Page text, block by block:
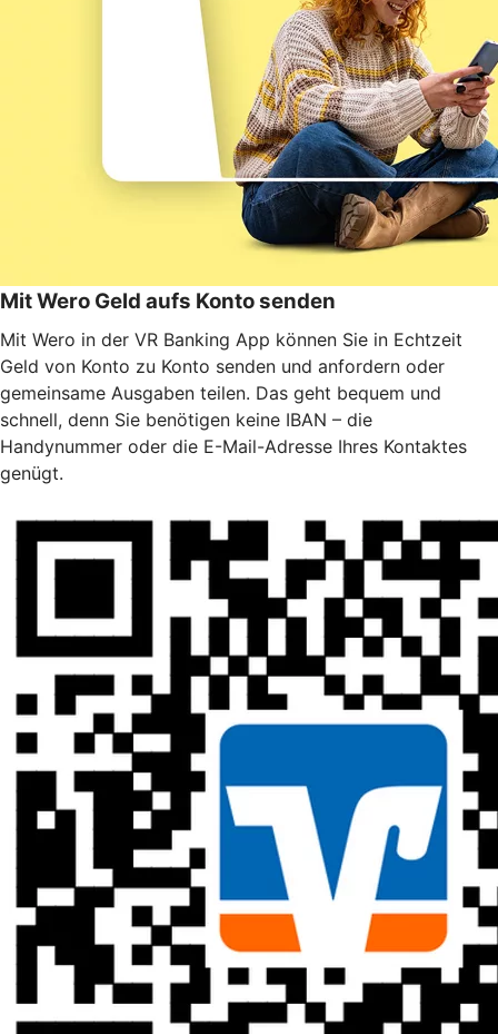
Mit Wero Geld aufs Konto senden
Mit Wero in der VR Banking App können Sie in Echtzeit
Geld von Konto zu Konto senden und anfordern oder
gemeinsame Ausgaben teilen. Das geht bequem und
schnell, denn Sie benötigen keine IBAN – die
Handynummer oder die E-Mail-Adresse Ihres Kontaktes
genügt.